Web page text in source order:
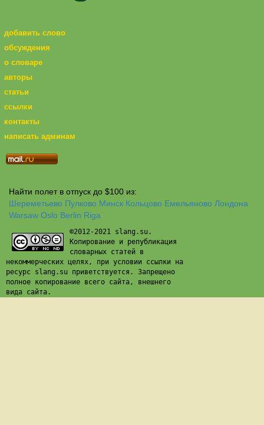
добавить слово
обсуждения
о словаре
авторы
статьи
ссылки
контакты
написать админам
Найти полет в отпуск до $100 из:
Шереметьево Пулково Минск Кольцово Емельяново Лондона
Warsaw Oslo Berlin Riga
©2012-2021 slang.su.
Копирование и републикация
словарных статей в
некоммерческих целях, при условии ссылки на
ресурс slang.su приветствуется. Запрещено
полное копирование всего сайта, внешнего
вида сайта.